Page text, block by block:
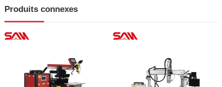
Produits connexes